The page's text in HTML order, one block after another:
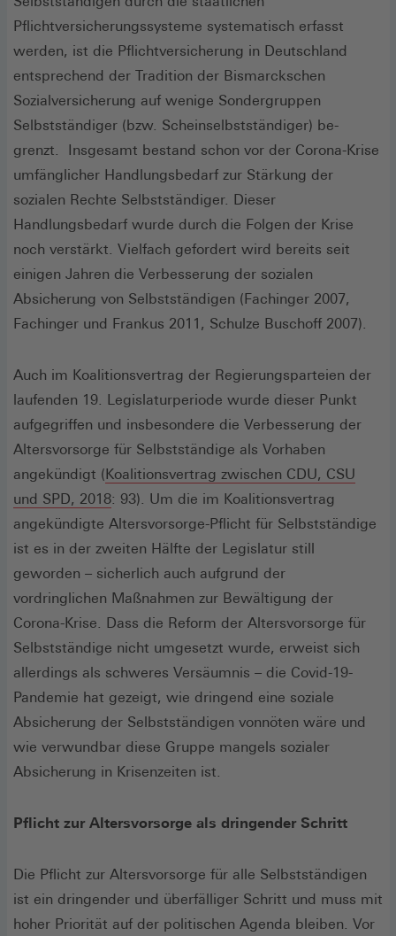
Pflichtversicherungssysteme systematisch er­fasst
werden, ist die Pflichtversicherung in Deutsch­land
entsprechend der Tradition der Bismarckschen
Sozialversicherung auf wenige Sondergruppen
Selbstständiger (bzw. Scheinselbstständiger) be­
grenzt. Insgesamt bestand schon vor der Corona-Krise
umfänglicher Handlungsbedarf zur Stärkung der
sozialen Rechte Selbstständiger. Dieser
Handlungsbedarf wurde durch die Folgen der Krise
noch verstärkt. Vielfach gefordert wird bereits seit
einigen Jahren die Verbesserung der sozialen
Absicherung von Selbstständigen (Fachinger 2007,
Fachinger und Frankus 2011, Schulze Buschoff 2007).
Auch im Koalitionsvertrag der Regierungsparteien der
laufenden 19. Legislaturperiode wurde dieser Punkt
aufgegriffen und insbesondere die Verbesserung der
Altersvorsorge für Selbstständige als Vorhaben
angekündigt (Koalitionsvertrag zwischen CDU, CSU
und SPD, 2018(Öffnet
in
einem
neuen
Fenster)
: 93). Um die im Koalitionsvertrag
angekündigte Altersvorsorge-Pflicht für Selbstständige
ist es in der zweiten Hälfte der Legislatur still
geworden – sicherlich auch aufgrund der
vordringlichen Maßnahmen zur Bewältigung der
Corona-Krise. Dass die Reform der Altersvorsorge für
Selbstständige nicht umgesetzt wurde, erweist sich
allerdings als schweres Versäumnis – die Covid-19-
Pandemie hat gezeigt, wie dringend eine soziale
Absicherung der Selbstständigen vonnöten wäre und
wie verwundbar diese Gruppe mangels sozialer
Absicherung in Krisenzeiten ist.
Pflicht zur Altersvorsorge als dringender Schritt
Die Pflicht zur Altersvorsorge für alle Selbstständigen
ist ein dringender und überfälliger Schritt und muss mit
hoher Priorität auf der politischen Agenda bleiben. Vor